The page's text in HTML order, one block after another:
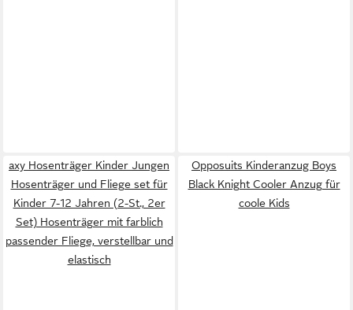
axy Hosenträger Kinder Jungen
Hosenträger und Fliege set für
Kinder 7-12 Jahren (2-St., 2er
Set) Hosenträger mit farblich
passender Fliege, verstellbar und
elastisch
Opposuits Kinderanzug Boys
Black Knight Cooler Anzug für
coole Kids